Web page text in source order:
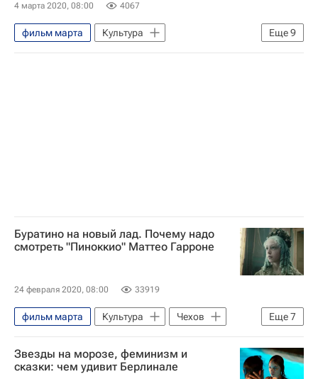
4 марта 2020, 08:00 4067
Еще9
фильм марта
Культура
Анна Михалкова
Буратино на новый лад. Почему надо
смотреть "Пиноккио" Маттео Гарроне
24 февраля 2020, 08:00 33919
Еще7
фильм марта Культура
Чехов
Италия
фильмы 2020
лучшие фильмы
что посмотреть
Звезды на морозе, феминизм и
сказки: чем удивит Берлинале